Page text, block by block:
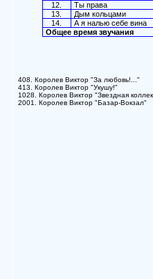
12.
Ты права
13.
Дым кольцами
14.
А я налью себе вина
Общее время звучания
408. Королев Виктор "За любовь!..."
413. Королев Виктор "Укушу!"
1028. Королев Виктор "Звездная
2001. Королев Виктор "Базар-Вокзал"